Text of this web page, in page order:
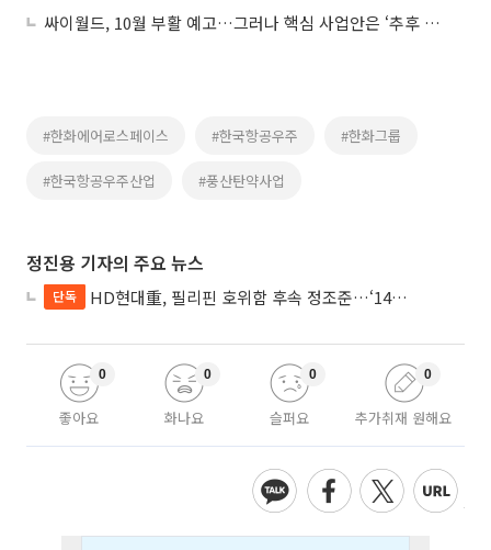
싸이월드, 10월 부활 예고…그러나 핵심 사업안은 ‘추후 공개’
#한화에어로스페이스 #한국항공우주 #한화그룹
#한국항공우주산업 #풍산탄약사업
정진용 기자의 주요 뉴스
단독 HD현대重, 필리핀 호위함 후속 정조준…‘14척+α’ 싹쓸이 노린다
좋아요
0
화나요
0
슬퍼요
0
추가취재 원해요
0